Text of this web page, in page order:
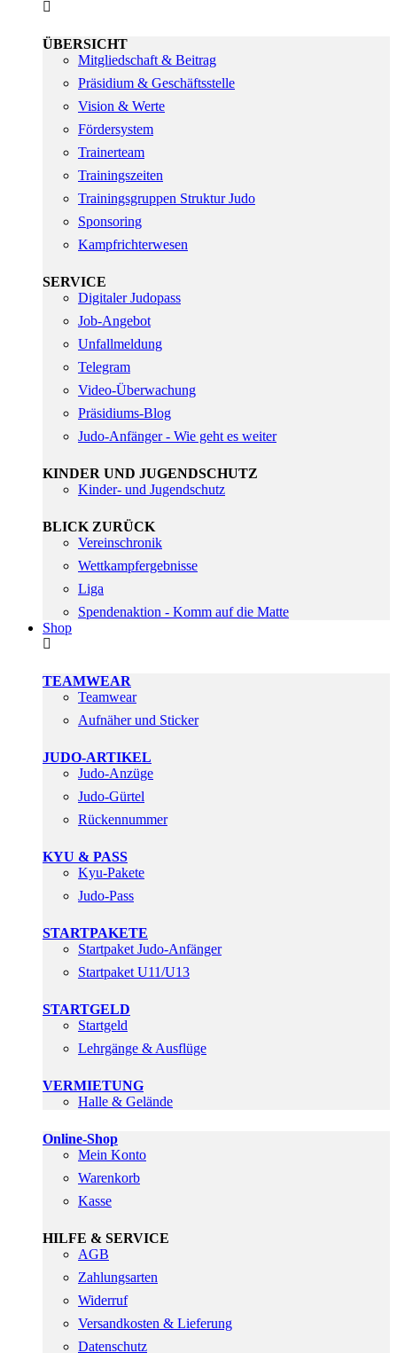
ÜBERSICHT
Mitgliedschaft & Beitrag
Präsidium & Geschäftsstelle
Vision & Werte
Fördersystem
Trainerteam
Trainingszeiten
Trainingsgruppen Struktur Judo
Sponsoring
Kampfrichterwesen
SERVICE
Digitaler Judopass
Job-Angebot
Unfallmeldung
Telegram
Video-Überwachung
Präsidiums-Blog
Judo-Anfänger - Wie geht es weiter
KINDER UND JUGENDSCHUTZ
Kinder- und Jugendschutz
BLICK ZURÜCK
Vereinschronik
Wettkampfergebnisse
Liga
Spendenaktion - Komm auf die Matte
Shop
TEAMWEAR
Teamwear
Aufnäher und Sticker
JUDO-ARTIKEL
Judo-Anzüge
Judo-Gürtel
Rückennummer
KYU & PASS
Kyu-Pakete
Judo-Pass
STARTPAKETE
Startpaket Judo-Anfänger
Startpaket U11/U13
STARTGELD
Startgeld
Lehrgänge & Ausflüge
VERMIETUNG
Halle & Gelände
Online-Shop
Mein Konto
Warenkorb
Kasse
HILFE & SERVICE
AGB
Zahlungsarten
Widerruf
Versandkosten & Lieferung
Datenschutz